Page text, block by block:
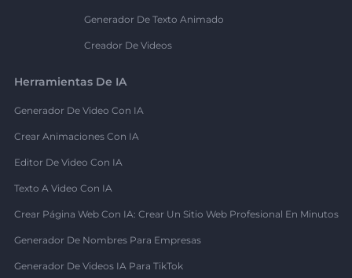
Generador De Texto Animado
Creador De Videos
Herramientas De IA
Generador De Video Con IA
Crear Animaciones Con IA
Editor De Video Con IA
Texto A Video Con IA
Crear Página Web Con IA: Crear Un Sitio Web Profesional En Minutos
Generador De Nombres Para Empresas
Generador De Videos IA Para TikTok